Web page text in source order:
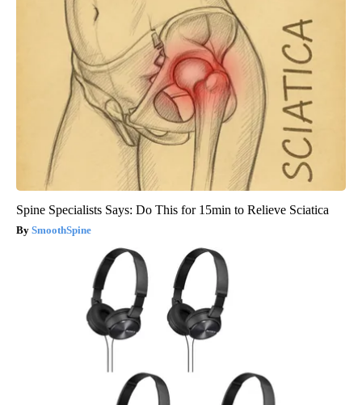
Spine Specialists Says: Do This for 15min to Relieve Sciatica
SmoothSpine